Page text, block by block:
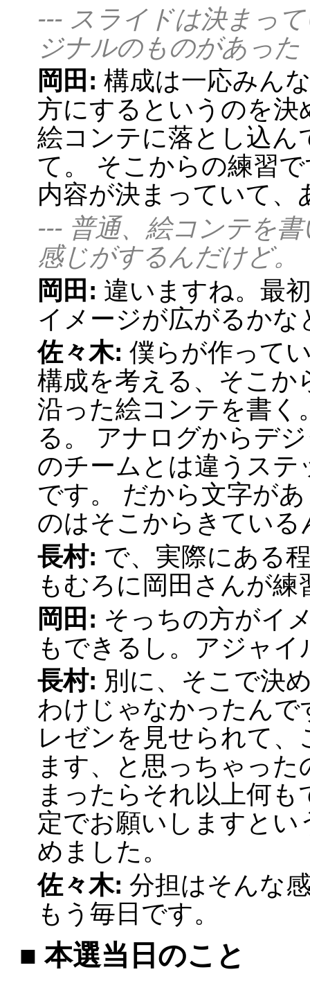
--- スライドは決まっ
ジナルのものがあった
岡田: 構成は一応みん
方にするというのを
絵コンテに落とし込ん
て。 そこからの練習
内容が決まっていて
--- 普通、絵コンテを
感じがするんだけど。
岡田: 違いますね。最
イメージが広がるかな
佐々木: 僕らが作って
構成を考える、そこか
沿った絵コンテを書
る。 アナログからデ
のチームとは違うス
です。 だから文字が
のはそこからきてい
長村: で、実際にある
もむろに岡田さんが
岡田: そっちの方がイ
もできるし。アジャイ
長村: 別に、そこで決
わけじゃなかったん
レゼンを見せられて
ます、と思っちゃっ
まったらそれ以上何
定でお願いしますと
めました。
佐々木: 分担はそんな
もう毎日です。
■ 本選当日のこと